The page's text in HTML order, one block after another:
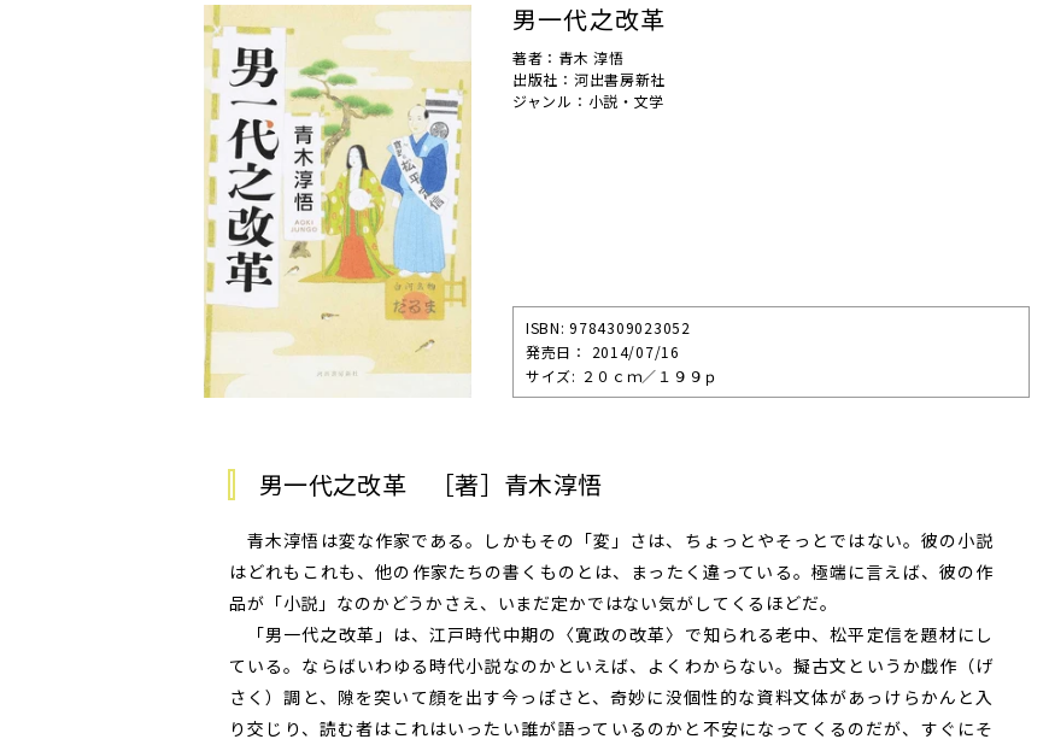
男一代之改革
著者：青木 淳悟
出版社：河出書房新社
ジャンル：小説・文学
ISBN: 9784309023052
発売⽇： 2014/07/16
サイズ: ２０ｃｍ／１９９ｐ
男一代之改革 ［著］青木淳悟
青木淳悟は変な作家である。しかもその「変」さは、ちょっとやそっとではない。彼の小説
はどれもこれも、他の作家たちの書くものとは、まったく違っている。極端に言えば、彼の作
品が「小説」なのかどうかさえ、いまだ定かではない気がしてくるほどだ。
「男一代之改革」は、江戸時代中期の〈寛政の改革〉で知られる老中、松平定信を題材にし
ている。ならばいわゆる時代小説なのかといえば、よくわからない。擬古文というか戯作（げ
さく）調と、隙を突いて顔を出す今っぽさと、奇妙に没個性的な資料文体があっけらかんと入
り交じり、読む者はこれはいったい誰が語っているのかと不安になってくるのだが、すぐにそ